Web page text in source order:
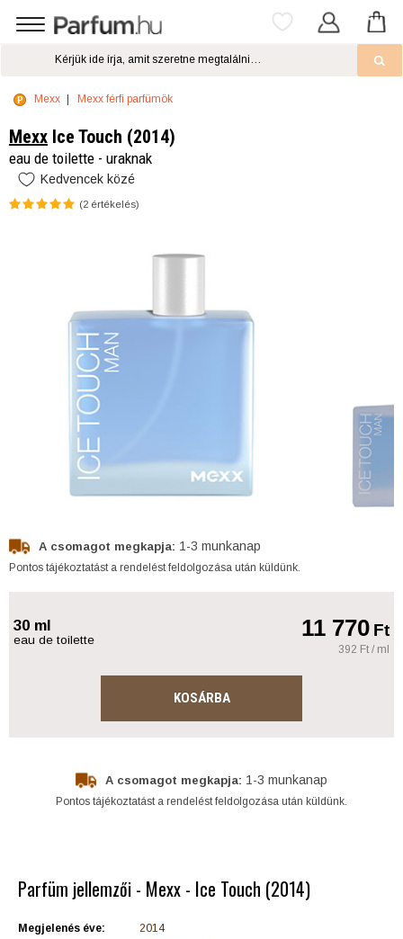
Mexx Mexx férfi parfümök
Mexx Ice Touch (2014)
eau de toilette - uraknak
Kedvencek közé
(2 értékelés)
A csomagot megkapja: 1-3 munkanap
Pontos tájékoztatást a rendelést feldolgozása után küldünk.
30 ml
eau de toilette 11 770Ft
392 Ft / ml
KOSÁRBA
A csomagot megkapja: 1-3 munkanap
Pontos tájékoztatást a rendelést feldolgozása után küldünk.
Parfüm jellemzői - Mexx - Ice Touch (2014)
Megjelenés éve:
2014